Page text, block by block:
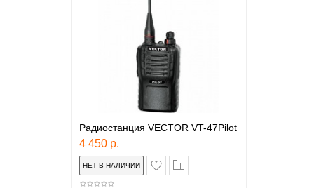
Радиостанция VECTOR VT-47Pilot
4 450 р.
в закладки